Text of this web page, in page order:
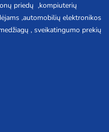
priedų ,kompiuterių
,automobilių elektronikos
, sveikatingumo prekių